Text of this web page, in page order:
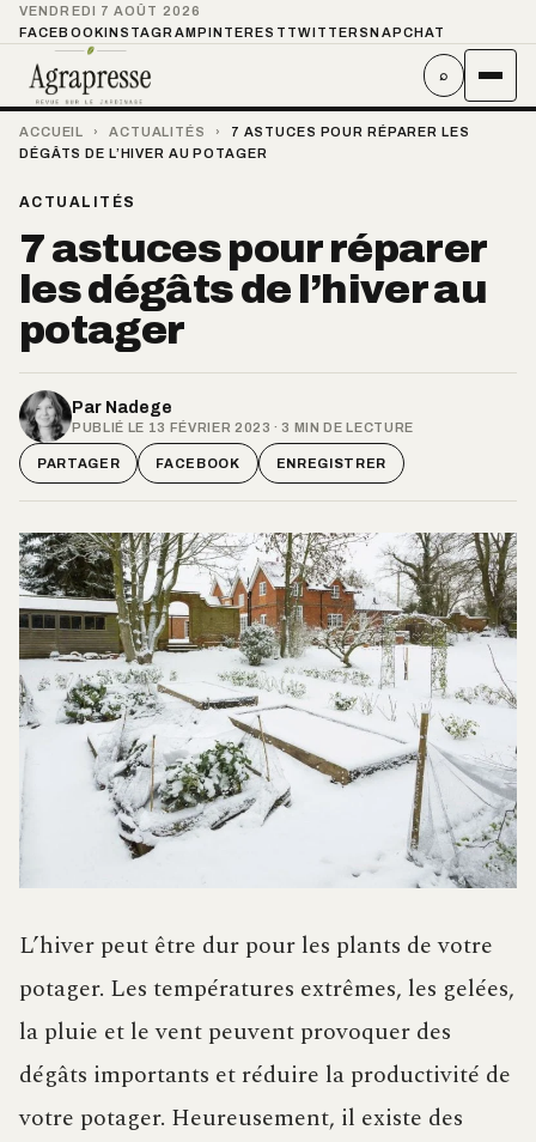
VENDREDI 7 AOÛT 2026
FACEBOOKINSTAGRAMPINTEREST TWITTER SNAPCHAT
⌕
ACCUEIL › ACTUALITÉS ›
7 ASTUCES POUR RÉPARER LES
DÉGÂTS DE L’HIVER AU POTAGER
ACTUALITÉS
7 astuces pour réparer
les dégâts de l’hiver au
potager
Par Nadege
PUBLIÉ LE 13 FÉVRIER 2023 · 3 MIN DE LECTURE
PARTAGER FACEBOOK ENREGISTRER
L’hiver peut être dur pour les plants de votre
potager. Les températures extrêmes, les gelées,
la pluie et le vent peuvent provoquer des
dégâts importants et réduire la productivité de
votre potager. Heureusement, il existe des